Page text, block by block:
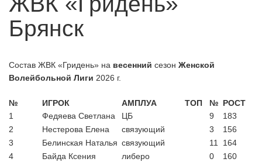
06.07.2026 А классика скоро?
06.07.2026
Обновленное положение БПВЛ |
мужчин?
Брянска
Брянск
Состав ЖВК «Гридень» на весенний сезон Женской
Волейбольной Лиги 2026 г.
№ ИГРОК АМПЛУА ТОП № РОСТ
1
Федяева Светлана ЦБ 9
183
2
Нестерова Елена связующий 3
156
3
Белинская Наталья связующий 11
164
4
Байда Ксения либеро 0 160